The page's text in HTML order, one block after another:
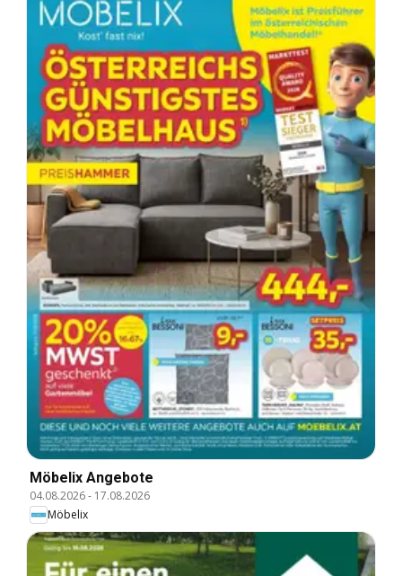
Möbelix Angebote
04.08.2026- 17.08.2026
Möbelix